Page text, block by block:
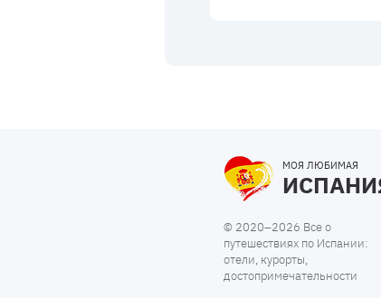
МОЯ ЛЮБИМАЯ
© 2020–2026 Все о
путешествиях по Испании:
отели, курорты,
достопримечательности